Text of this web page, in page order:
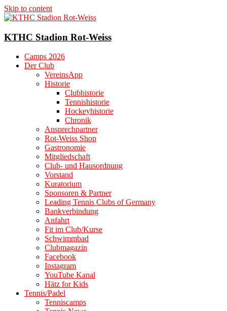
Skip to content
KTHC Stadion Rot-Weiss
Camps 2026
Der Club
VereinsApp
Historie
Clubhistorie
Tennishistorie
Hockeyhistorie
Chronik
Ansprechpartner
Rot-Weiss Shop
Gastronomie
Mitgliedschaft
Club- und Hausordnung
Vorstand
Kuratorium
Sponsoren & Partner
Leading Tennis Clubs of Germany
Bankverbindung
Anfahrt
Fit im Club/Kurse
Schwimmbad
Clubmagazin
Facebook
Instagram
YouTube Kanal
Hätz for Kids
Tennis/Padel
Tenniscamps